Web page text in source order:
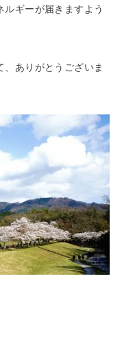
ギーが届きますよう
ありがとうございま